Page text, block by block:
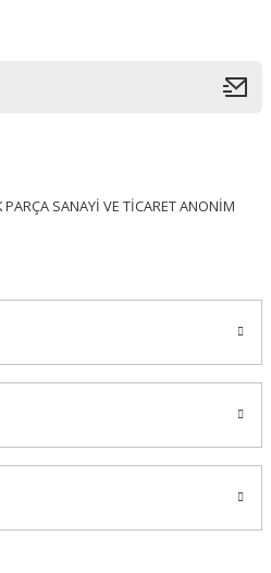
SANAYİ VE TİCARET ANONİM